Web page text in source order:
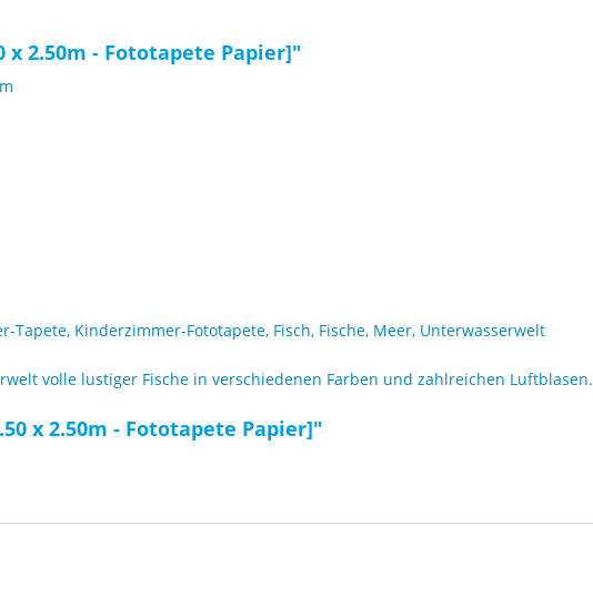
2.50m - Fototapete Papier]"
Kinderzimmer-Fototapete, Fisch, Fische, Meer, Unterwasserwelt
volle lustiger Fische in verschiedenen Farben und zahlreichen Luftblasen.
x 2.50m - Fototapete Papier]"